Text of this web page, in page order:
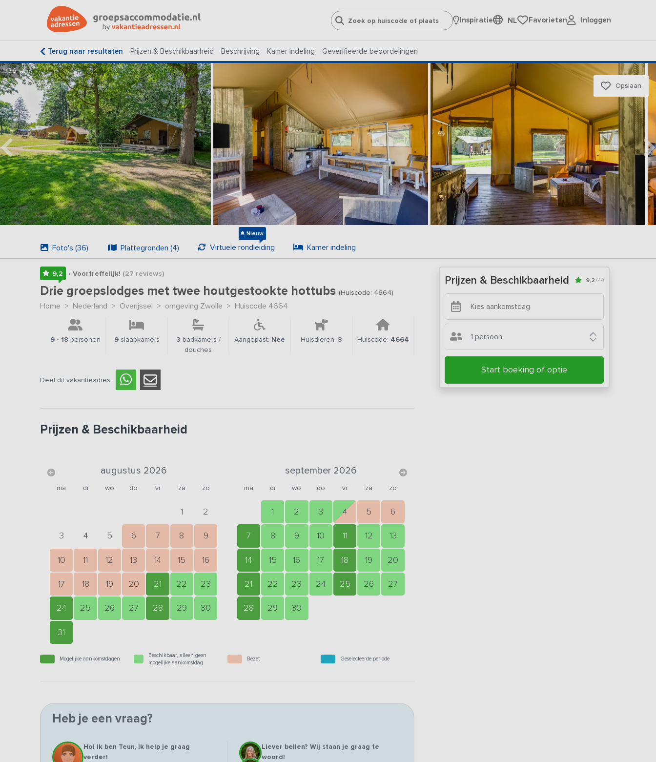
Inspiratie NL Favorieten Inloggen
Terug naar resultaten Prijzen & Beschikbaarheid Beschrijving Kamer indeling Geverifieerde beoordelingen
1/36
Opslaan
Foto's (36) Plattegronden (4) Virtuele rondleiding
Nieuw
Kamer indeling
9,2 • Voortreffelijk! (27 reviews)
Drie groepslodges met twee houtgestookte hottubs (Huiscode: 4664)
Home > Nederland > Overijssel > omgeving Zwolle > Huiscode 4664
9 - 18 personen 9slaapkamers 3 badkamers /
douches
Aangepast: Nee Huisdieren: 3 Huiscode: 4664
Deel dit vakantieadres:
Prijzen & Beschikbaarheid
augustus 2026
ma di wo do vr za zo
1 2
3 4 5 6 7 8 9
10 11 12 13 14 15 16
17 18 19 20 21 22 23
24 25 26 27 28 29 30
31
september 2026
ma di wo do vr za zo
1 2 3 4 5 6
7 8 9 10 11 12 13
14 15 16 17 18 19 20
21 22 23 24 25 26 27
28 29 30
Mogelijke aankomstdagen
Beschikbaar, alleen geen
mogelijke aankomstdag
Bezet Geselecteerde periode
Heb je een vraag?
Hoi ik ben Teun, ik help je graag
verder!
Liever bellen? Wij staan je graag te
woord!
Prijzen & Beschikbaarheid 9,2 (27)
1 persoon
Start boeking of optie